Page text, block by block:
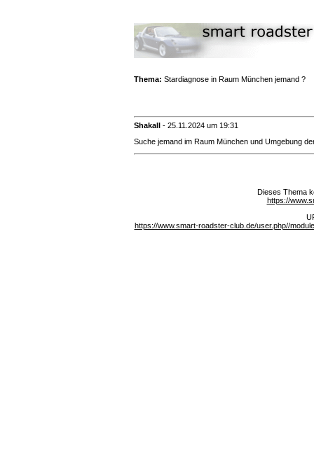
Thema: Stardiagnose in Raum München jemand ?
Shakall - 25.11.2024 um 19:31
Suche jemand im Raum München und Umgebung
Dieses Thema
https://
https://www.smart-roadster-club.de/user.php//